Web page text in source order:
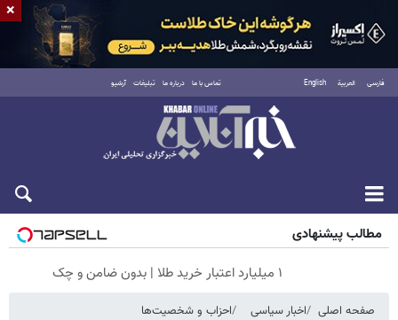
فارسی العربية English تماس با ما درباره ما تبلیغات آرشیو
جمعه ۱۶ مرداد ۱۴۰۵
مطالب پیشنهادی
۱ میلیارد اعتبار خرید طلا | بدون ضامن و چک
صفحه اصلی اخبار سیاسی احزاب و شخصیت‌ها
×